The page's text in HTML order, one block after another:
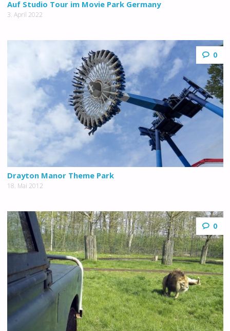
Auf Studio Tour im Movie Park Germany
3. April 2022
0
Drayton Manor Theme Park
18. Mai 2012
0